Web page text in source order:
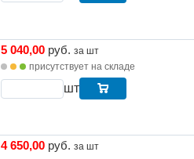
5 040,00 руб. за шт
присутствует на складе
шт
4 650,00 руб. за шт